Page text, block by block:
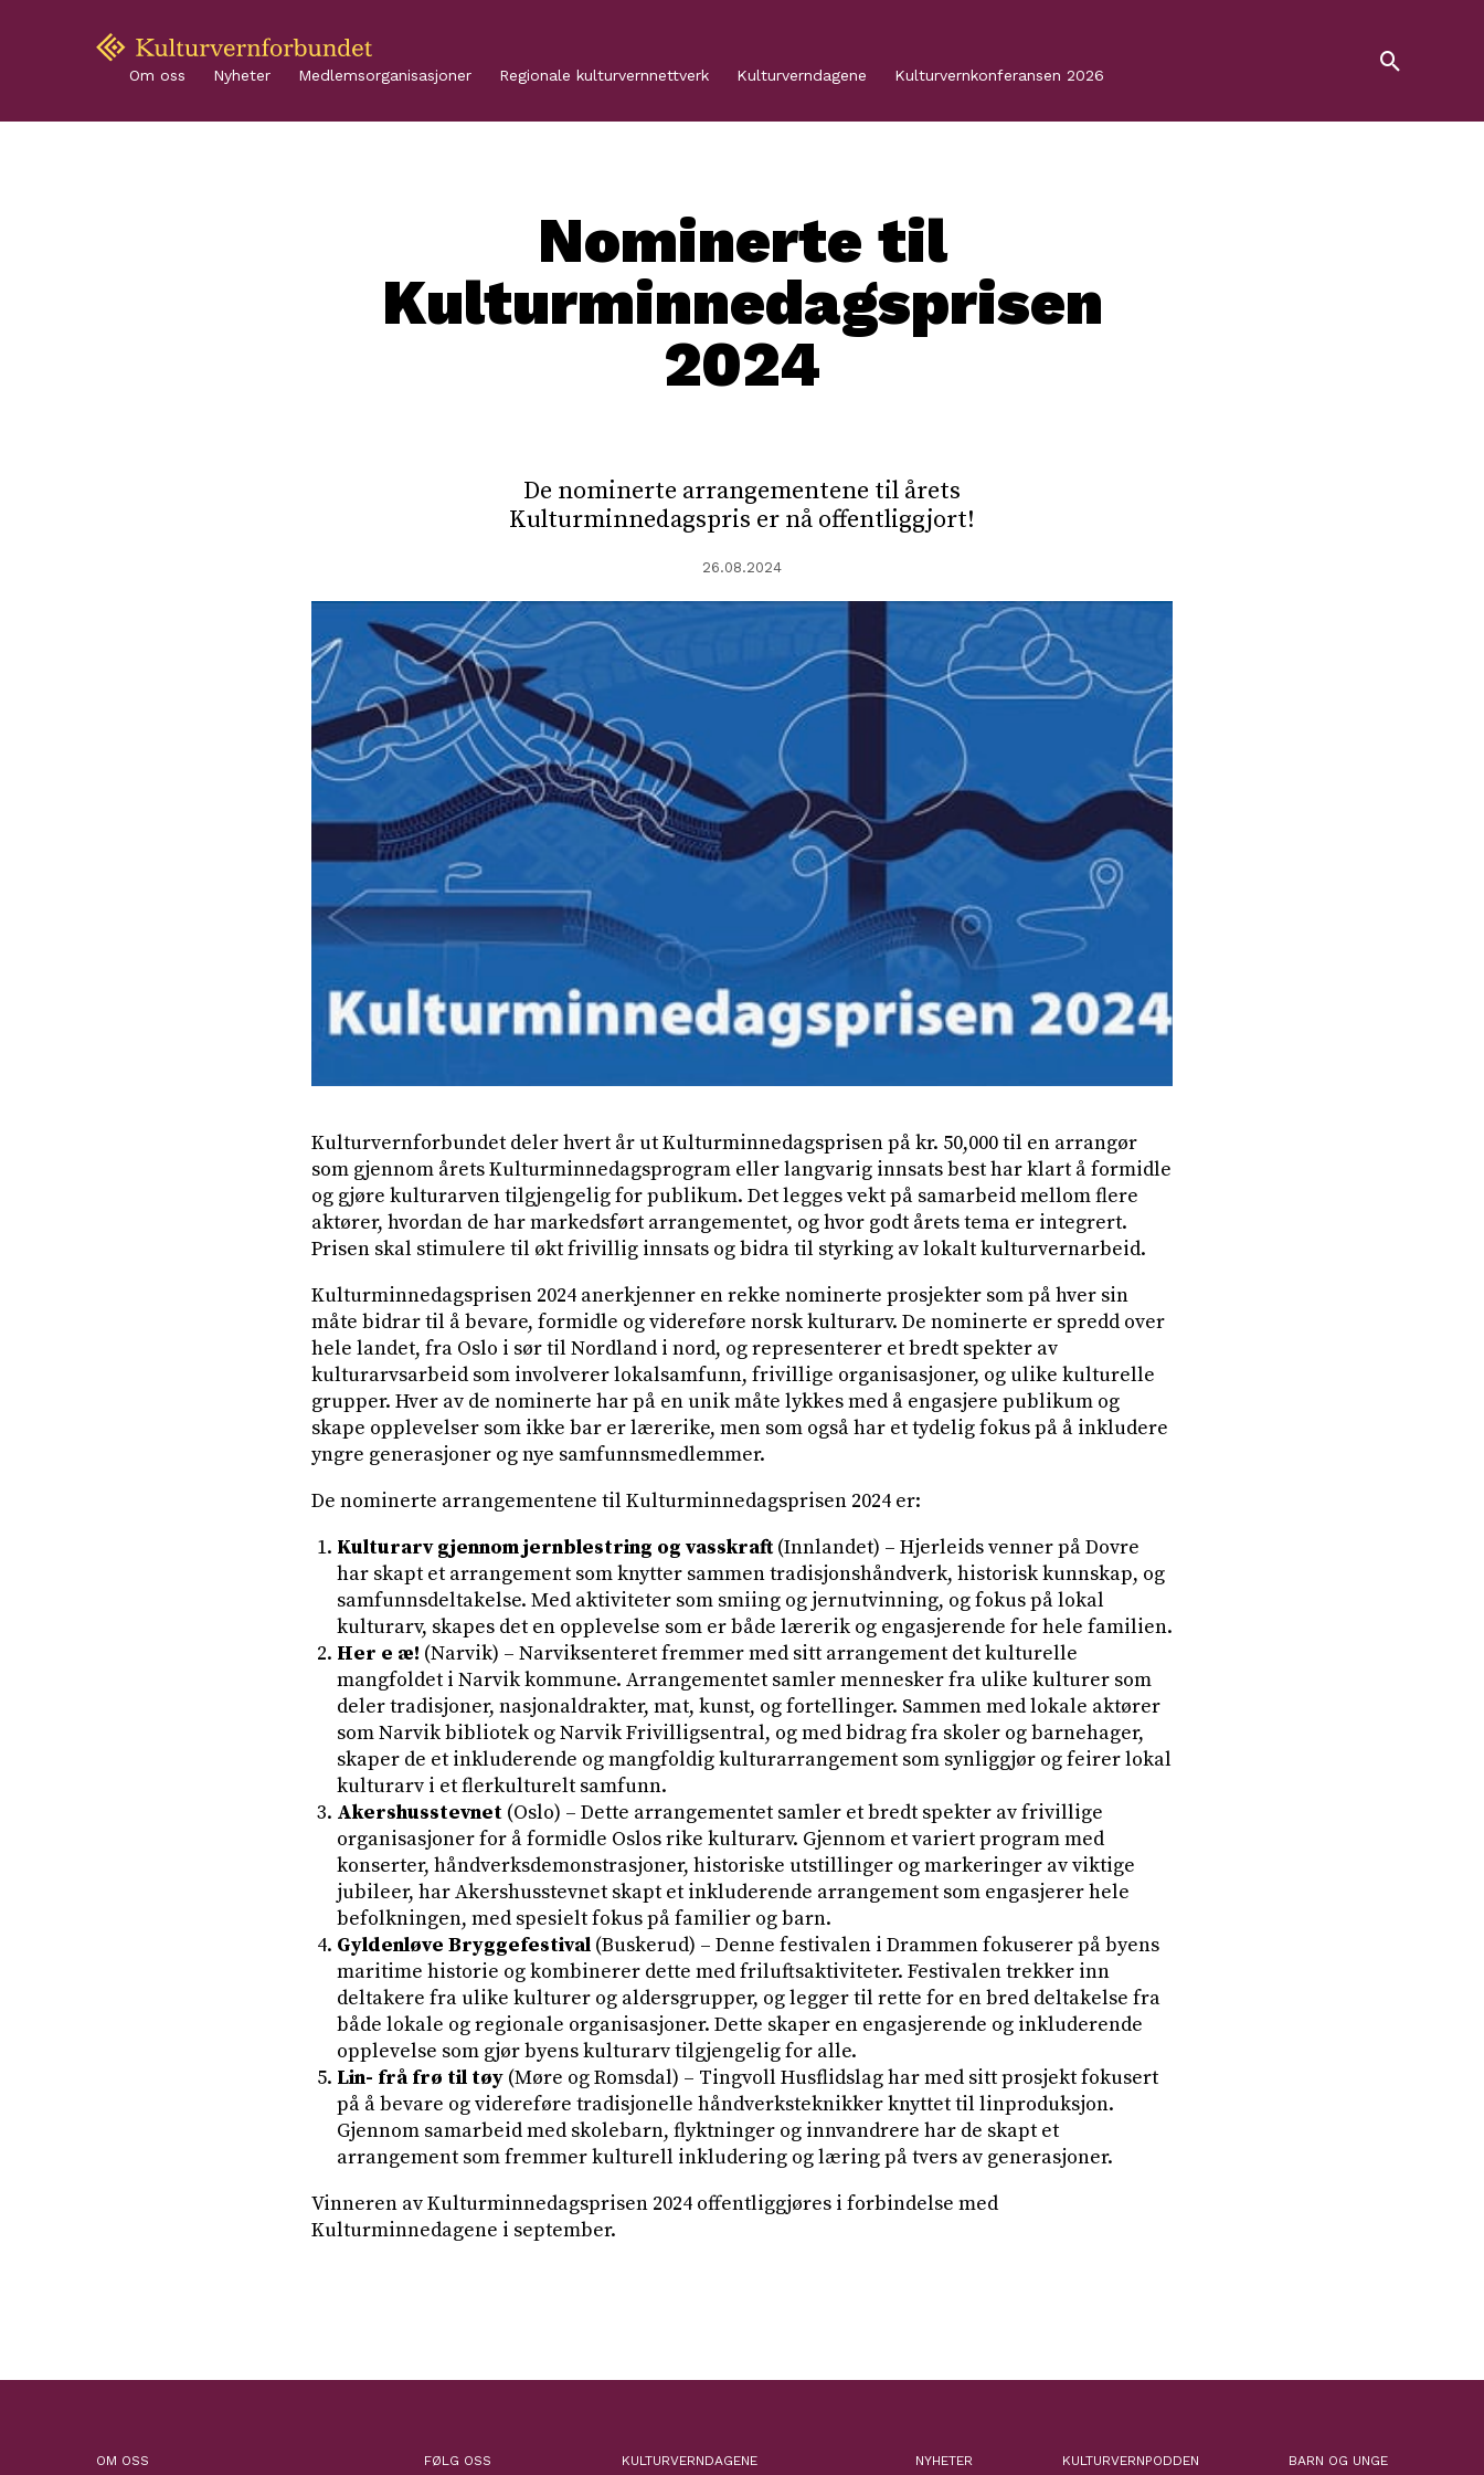
Om oss Nyheter Medlemsorganisasjoner Regionale kulturvernnettverk Kulturverndagene Kulturvernkonferansen 2026
Nominerte til
Kulturminnedagsprisen
2024
De nominerte arrangementene til årets
Kulturminnedagspris er nå offentliggjort!
26.08.2024
Kulturvernforbundet deler hvert år ut Kulturminnedagsprisen på kr. 50,000 til en arrangør
som gjennom årets Kulturminnedagsprogram eller langvarig innsats best har klart å formidle
og gjøre kulturarven tilgjengelig for publikum. Det legges vekt på samarbeid mellom flere
aktører, hvordan de har markedsført arrangementet, og hvor godt årets tema er integrert.
Prisen skal stimulere til økt frivillig innsats og bidra til styrking av lokalt kulturvernarbeid.
Kulturminnedagsprisen 2024 anerkjenner en rekke nominerte prosjekter som på hver sin
måte bidrar til å bevare, formidle og videreføre norsk kulturarv. De nominerte er spredd over
hele landet, fra Oslo i sør til Nordland i nord, og representerer et bredt spekter av
kulturarvsarbeid som involverer lokalsamfunn, frivillige organisasjoner, og ulike kulturelle
grupper. Hver av de nominerte har på en unik måte lykkes med å engasjere publikum og
skape opplevelser som ikke bar er lærerike, men som også har et tydelig fokus på å inkludere
yngre generasjoner og nye samfunnsmedlemmer.
De nominerte arrangementene til Kulturminnedagsprisen 2024 er:
Kulturarv gjennom jernblestring og vasskraft(Innlandet) – Hjerleids venner på Dovre
har skapt et arrangement som knytter sammen tradisjonshåndverk, historisk kunnskap, og
samfunnsdeltakelse. Med aktiviteter som smiing og jernutvinning, og fokus på lokal
kulturarv, skapes det en opplevelse som er både lærerik og engasjerende for hele familien.
Her e æ! (Narvik) – Narviksenteret fremmer med sitt arrangement det kulturelle
mangfoldet i Narvik kommune. Arrangementet samler mennesker fra ulike kulturer som
deler tradisjoner, nasjonaldrakter, mat, kunst, og fortellinger. Sammen med lokale aktører
som Narvik bibliotek og Narvik Frivilligsentral, og med bidrag fra skoler og barnehager,
skaper de et inkluderende og mangfoldig kulturarrangement som synliggjør og feirer lokal
kulturarv i et flerkulturelt samfunn.
Akershusstevnet(Oslo) – Dette arrangementet samler et bredt spekter av frivillige
organisasjoner for å formidle Oslos rike kulturarv. Gjennom et variert program med
konserter, håndverksdemonstrasjoner, historiske utstillinger og markeringer av viktige
jubileer, har Akershusstevnet skapt et inkluderende arrangement som engasjerer hele
befolkningen, med spesielt fokus på familier og barn.
Gyldenløve Bryggefestival(Buskerud) – Denne festivalen i Drammen fokuserer på byens
maritime historie og kombinerer dette med friluftsaktiviteter. Festivalen trekker inn
deltakere fra ulike kulturer og aldersgrupper, og legger til rette for en bred deltakelse fra
både lokale og regionale organisasjoner. Dette skaper en engasjerende og inkluderende
opplevelse som gjør byens kulturarv tilgjengelig for alle.
Lin- frå frø til tøy(Møre og Romsdal) – Tingvoll Husflidslag har med sitt prosjekt fokusert
på å bevare og videreføre tradisjonelle håndverksteknikker knyttet til linproduksjon.
Gjennom samarbeid med skolebarn, flyktninger og innvandrere har de skapt et
arrangement som fremmer kulturell inkludering og læring på tvers av generasjoner.
Vinneren av Kulturminnedagsprisen 2024 offentliggjøres i forbindelse med
Kulturminnedagene i september.
OM OSS FØLG OSS KULTURVERNDAGENE NYHETER KULTURVERNPODDEN BARN OG UNGE